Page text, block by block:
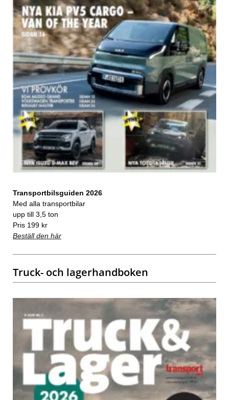
Transportbilsguiden 2026
Med alla transportbilar
upp till 3,5 ton
Pris 199 kr
Beställ den här
Truck- och lagerhandboken